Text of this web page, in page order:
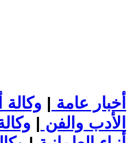
أخبار عامة | وكالة
الأدب والفن |